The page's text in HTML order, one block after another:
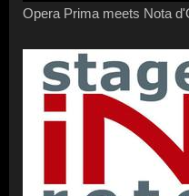
Opera Prima meets Nota